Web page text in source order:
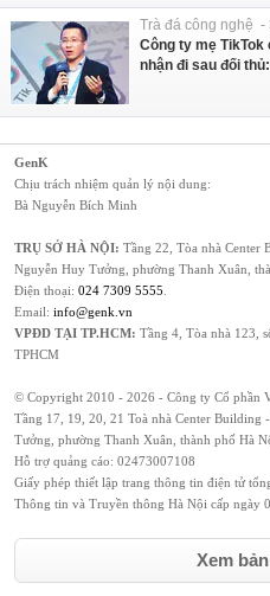
Trà đá công nghệ -
Công ty mẹ TikTok
nhận đi sau đối
GenK
Chịu trách nhiệm quản lý nội dung:
Bà Nguyễn Bích Minh
TRỤ SỞ HÀ NỘI: Tầng 22, Tòa nhà Center
Nguyễn Huy Tưởng, phường Thanh Xuân,
Điện thoại: 024 7309 5555
Email: info@genk.vn
VPĐD TẠI TP.HCM: Tầng 4, Tòa nhà 123,
TPHCM
© Copyright 2010 - 2026 - Công ty Cổ phần
Tầng 17, 19, 20, 21 Toà nhà Center
Tưởng, phường Thanh Xuân, thành phố Hà
Hỗ trợ quảng cáo: 02473007108
Giấy phép thiết lập trang thông tin điện tử
Thông tin và Truyền thông Hà Nội cấp ngày
Xem